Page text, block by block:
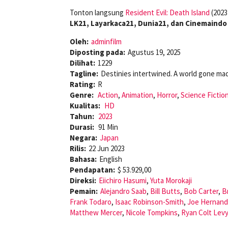
Tonton langsung Resident Evil: Death Island
LK21, Layarkaca21, Dunia21, dan Cinemaindo
Oleh: adminfilm
Diposting pada: Agustus 19, 2025
Dilihat: 1229
Tagline: Destinies intertwined. A world gone
Rating: R
Genre: Action, Animation, Horror, Science
Kualitas: HD
Tahun: 2023
Durasi: 91 Min
Negara: Japan
Rilis: 22 Jun 2023
Bahasa: English
Pendapatan: $ 53.929,00
Direksi: Eiichiro Hasumi, Yuta Morokaji
Pemain: Alejandro Saab, Bill Butts, Bob Carter,
Frank Todaro, Isaac Robinson-Smith, Joe
Matthew Mercer, Nicole Tompkins, Ryan Colt Levy